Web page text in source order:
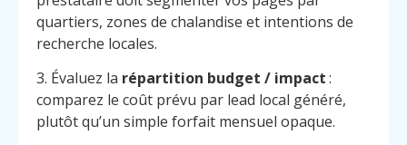
quartiers, zones de chalandise et intentions de
recherche locales.
3. Évaluez la répartition budget / impact:
comparez le coût prévu par lead local généré,
plutôt qu’un simple forfait mensuel opaque.